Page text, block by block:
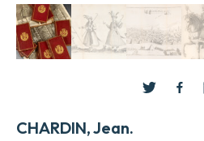
CHARDIN, Jean.